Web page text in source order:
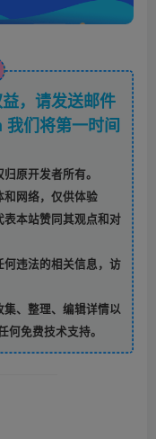
，请发送邮件
们将第一时间
原开发者所有。
网络，仅供体验
本站赞同其观点和对
违法的相关信息，访
、整理、编辑详情以
免费技术支持。